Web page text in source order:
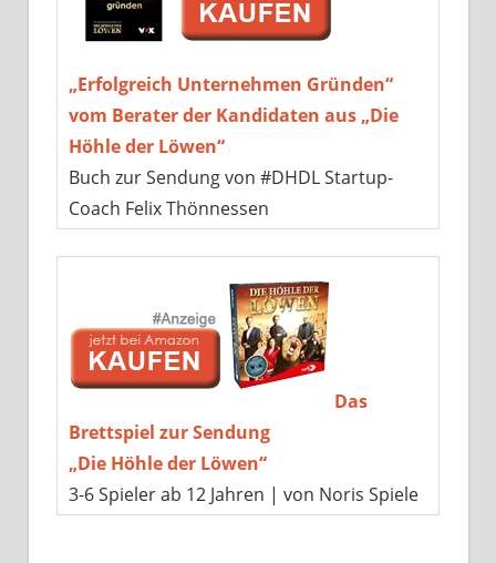
„Erfolgreich Unternehmen Gründen“
vom Berater der Kandidaten aus „Die
Höhle der Löwen“
Buch zur Sendung von #DHDL Startup-
Coach Felix Thönnessen
Das
Brettspiel zur Sendung
„Die Höhle der Löwen“
3-6 Spieler ab 12 Jahren | von Noris Spiele